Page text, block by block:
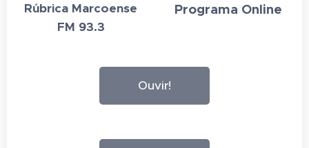
Rúbrica Marcoense
FM 93.3
Programa Online
Ouvir!